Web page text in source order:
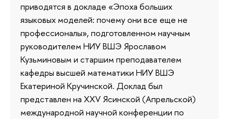
приводятся в докладе «Эпоха больших
языковых моделей: почему они все еще не
профессионалы», подготовленном научным
руководителем НИУ ВШЭ Ярославом
Кузьминовым и старшим преподавателем
кафедры высшей математики НИУ ВШЭ
Екатериной Кручинской. Доклад был
представлен на XXV Ясинской (Апрельской)
международной научной конференции по